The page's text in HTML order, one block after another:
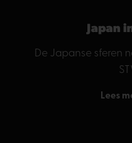
Japan
De Japanse sferen
Lees